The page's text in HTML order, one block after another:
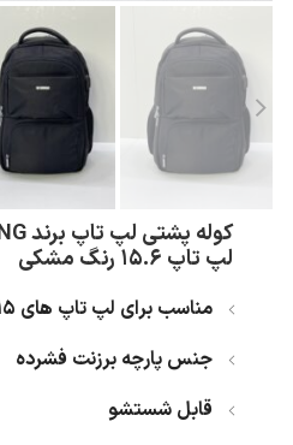
لپ تاپ 15.6 رنگ مشکی
مناسب برای لپ تاپ های 15 تا 17 اینچ
جنس پارچه برزنت فشرده
قابل شستشو